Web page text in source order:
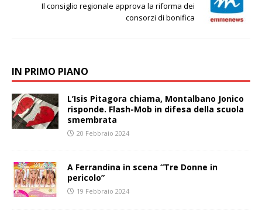
Il consiglio regionale approva la riforma dei
consorzi di bonifica
IN PRIMO PIANO
L’Isis Pitagora chiama, Montalbano Jonico
risponde. Flash-Mob in difesa della scuola
smembrata
20 Febbraio 2024
A Ferrandina in scena “Tre Donne in
pericolo”
19 Febbraio 2024